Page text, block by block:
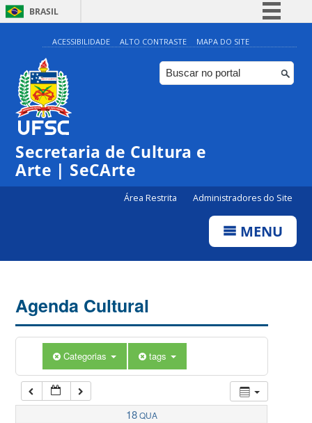
BRASIL
Simplifique!
Comunica BR
Participe
ACESSIBILIDADE ALTO CONTRASTE MAPA DO SITE
Secretaria de Cultura e
Arte | SeCArte
Área Restrita Administradores do Site
MENU
Agenda Cultural
Categorias tags
18QUA
0:00
1:00
5:00
7:00